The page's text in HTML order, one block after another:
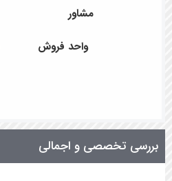
مشاور
واحد فروش
بررسی تخصصی و اجمالی